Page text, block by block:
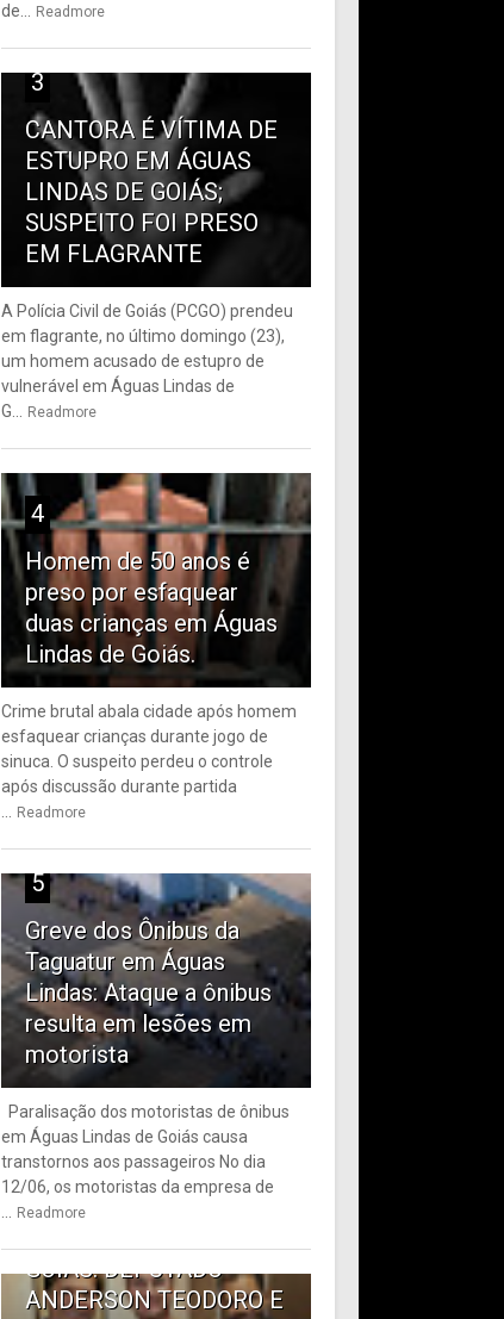
de...
Readmore
3
CANTORA É VÍTIMA DE
ESTUPRO EM ÁGUAS
LINDAS DE GOIÁS;
SUSPEITO FOI PRESO
EM FLAGRANTE
A Polícia Civil de Goiás (PCGO) prendeu
em flagrante, no último domingo (23),
um homem acusado de estupro de
vulnerável em Águas Lindas de
G...
Readmore
4
Homem de 50 anos é
preso por esfaquear
duas crianças em Águas
Lindas de Goiás.
Crime brutal abala cidade após homem
esfaquear crianças durante jogo de
sinuca. O suspeito perdeu o controle
após discussão durante partida
Readmore
5
Greve dos Ônibus da
Taguatur em Águas
Lindas: Ataque a ônibus
resulta em lesões em
motorista
Paralisação dos motoristas de ônibus
em Águas Lindas de Goiás causa
transtornos aos passageiros No dia
12/06, os motoristas da empresa de
Readmore
6
TRANSPORTE PÚBLICO
GOIÁS: DEPUTADO
ANDERSON TEODORO E